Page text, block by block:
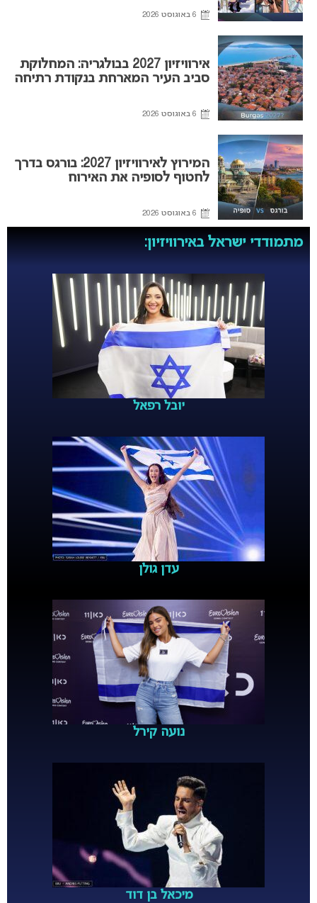
6 באוגוסט 2026
אירוויזיון 2027 בבולגריה: המחלוקת
סביב העיר המארחת בנקודת רתיחה
6 באוגוסט 2026
המירוץ לאירוויזיון 2027: בורגס בדרך
לחטוף לסופיה את האירוח
6 באוגוסט 2026
מתמודדי ישראל באירוויזיון:
יובל רפאל
עדן גולן
נועה קירל
מיכאל בן דוד